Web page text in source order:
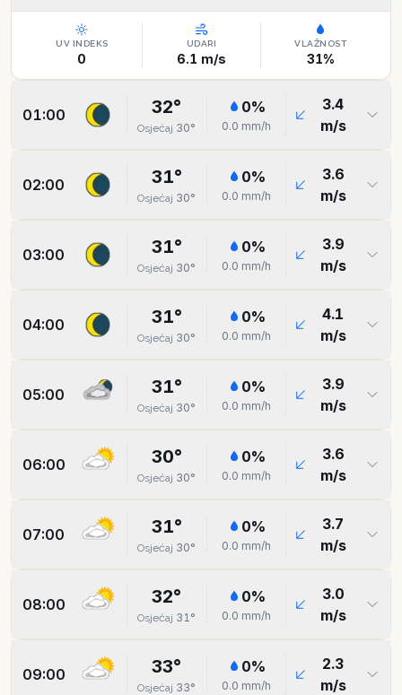
UV INDEKS
0
UDARI
6.1 m/s
VLAŽNOST
31%
01:00 32°
Osjećaj 30°
0%
0.0 mm/h
3.4
m/s
02:00 31°
Osjećaj 30°
0%
0.0 mm/h
3.6
m/s
03:00 31°
Osjećaj 30°
0%
0.0 mm/h
3.9
m/s
04:00 31°
Osjećaj 30°
0%
0.0 mm/h
4.1
m/s
05:00 31°
Osjećaj 30°
0%
0.0 mm/h
3.9
m/s
06:00 30°
Osjećaj 30°
0%
0.0 mm/h
3.6
m/s
07:00 31°
Osjećaj 30°
0%
0.0 mm/h
3.7
m/s
08:00 32°
Osjećaj 31°
0%
0.0 mm/h
3.0
m/s
09:00 33°
Osjećaj 33°
0%
0.0 mm/h
2.3
m/s